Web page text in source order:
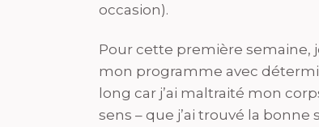
occasion).
Pour cette première semaine,
mon programme avec
long car j’ai maltraité mon
sens – que j’ai trouvé la